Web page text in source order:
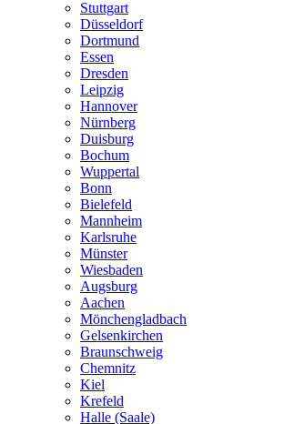
Stuttgart
Düsseldorf
Dortmund
Essen
Dresden
Leipzig
Hannover
Nürnberg
Duisburg
Bochum
Wuppertal
Bonn
Bielefeld
Mannheim
Karlsruhe
Münster
Wiesbaden
Augsburg
Aachen
Mönchengladbach
Gelsenkirchen
Braunschweig
Chemnitz
Kiel
Krefeld
Halle (Saale)